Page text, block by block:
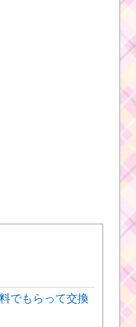
でもらって交換